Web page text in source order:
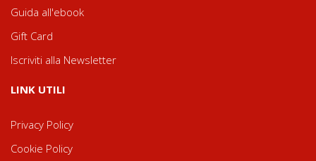
Guida all'ebook
Gift Card
Iscriviti alla Newsletter
LINK UTILI
Privacy Policy
Cookie Policy